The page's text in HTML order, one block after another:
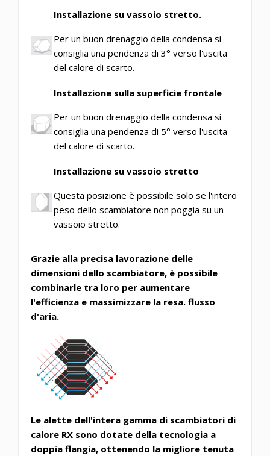
Installazione su vassoio stretto.
Per un buon drenaggio della condensa si
consiglia una pendenza di 3° verso l'uscita
del calore di scarto.
Installazione sulla superficie frontale
Per un buon drenaggio della condensa si
consiglia una pendenza di 5° verso l'uscita
del calore di scarto.
Installazione su vassoio stretto
Questa posizione è possibile solo se l'intero
peso dello scambiatore non poggia su un
vassoio stretto.
Grazie alla precisa lavorazione delle
dimensioni dello scambiatore, è possibile
combinarle tra loro per aumentare
l'efficienza e massimizzare la resa. flusso
d'aria.
Le alette dell'intera gamma di scambiatori di
calore RX sono dotate della tecnologia a
doppia flangia, ottenendo la migliore tenuta